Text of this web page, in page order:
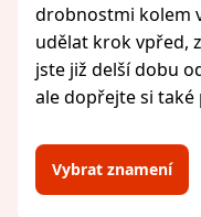
drobnostmi kolem
udělat krok vpřed,
jste již delší dobu
ale dopřejte si také
Vybrat znamení